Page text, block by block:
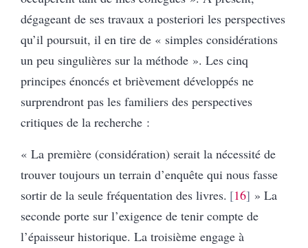
dégageant de ses travaux a posteriori les perspectives
qu’il poursuit, il en tire de « simples considérations
un peu singulières sur la méthode ». Les cinq
principes énoncés et brièvement développés ne
surprendront pas les familiers des perspectives
critiques de la recherche :
« La première (considération) serait la nécessité de
trouver toujours un terrain d’enquête qui nous fasse
sortir de la seule fréquentation des livres. 16 » La
seconde porte sur l’exigence de tenir compte de
l’épaisseur historique. La troisième engage à